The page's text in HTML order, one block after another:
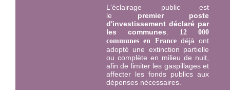
L'éclairage public est
le premier
poste
d'investissement déclaré par
les communes. 12 000
communes en France déjà ont
adopté une extinction partielle
ou complète en milieu de nuit,
afin de limiter les gaspillages et
affecter les fonds publics aux
dépenses nécessaires.